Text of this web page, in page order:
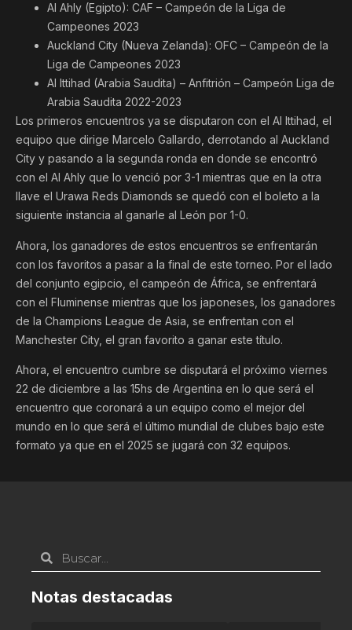
Al Ahly (Egipto): CAF – Campeón de la Liga de
Campeones 2023
Auckland City (Nueva Zelanda): OFC – Campeón de la
Liga de Campeones 2023
Al Ittihad (Arabia Saudita) – Anfitrión – Campeón Liga de
Arabia Saudita 2022-2023
Los primeros encuentros ya se disputaron con el Al Ittihad, el
equipo que dirige Marcelo Gallardo, derrotando al Auckland
City y pasando a la segunda ronda en donde se encontró
con el Al Ahly que lo venció por 3-1 mientras que en la otra
llave el Urawa Reds Diamonds se quedó con el boleto a la
siguiente instancia al ganarle al León por 1-0.
Ahora, los ganadores de estos encuentros se enfrentarán
con los favoritos a pasar a la final de este torneo. Por el lado
del conjunto egipcio, el campeón de África, se enfrentará
con el Fluminense mientras que los japoneses, los ganadores
de la Champions League de Asia, se enfrentan con el
Manchester City, el gran favorito a ganar este título.
Ahora, el encuentro cumbre se disputará el próximo viernes
22 de diciembre a las 15hs de Argentina en lo que será el
encuentro que coronará a un equipo como el mejor del
mundo en lo que será el último mundial de clubes bajo este
formato ya que en el 2025 se jugará con 32 equipos.
Notas destacadas